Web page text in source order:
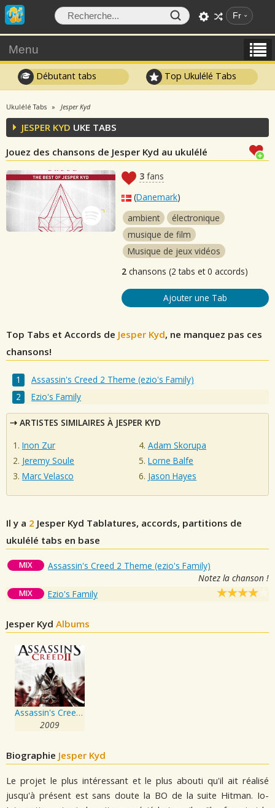
Fr
Menu
Débutant tabs Top Ukulélé Tabs
Ukulélé Tabs Jesper Kyd
JESPER KYD UKE TABS
Jouez des chansons de Jesper Kyd au ukulélé
3 fans
(Danemark)
ambient
électronique
musique de film
Musique de jeux vidéos
2 chansons (2 tabs et 0 accords)
Ajouter une Tab
Top Tabs et Accords de Jesper Kyd, ne manquez pas ces
chansons!
Assassin's Creed 2 Theme (ezio's Family)
Ezio's Family
ARTISTES SIMILAIRES À JESPER KYD
Inon Zur
Jeremy Soule
Marc Velasco
Adam Skorupa
Lorne Balfe
Jason Hayes
Il y a 2 Jesper Kyd Tablatures, accords, partitions de
ukulélé tabs en base
MIX
Assassin's Creed 2 Theme (ezio's Family)
Notez la chanson !
MIX Ezio's Family
Jesper Kyd Albums
Assassin's Creed 2
2009
Biographie Jesper Kyd
Le projet le plus intéressant et le plus abouti qu'il ait réalisé
jusqu'à présent est sans doute la BO de la suite Hitman. Io-